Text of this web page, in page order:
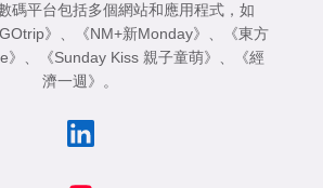
碼平台包括多個網站和應用程式，如
GOtrip》 《NM+新Monday》
《東方
》 《Sunday Kiss 親子童萌》
《經
濟一週》
。